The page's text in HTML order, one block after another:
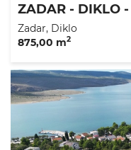
Zadar, Diklo
875,00 m2